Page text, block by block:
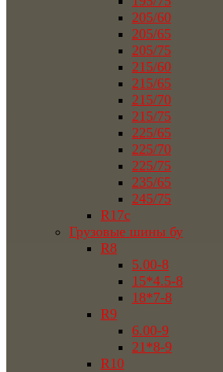
205/60
205/65
205/75
215/60
215/65
215/70
215/75
225/65
225/70
225/75
235/65
245/75
R17c
Грузовые шины бу
R8
5.00-8
15*4.5-8
18*7-8
R9
6.00-9
21*8-9
R10